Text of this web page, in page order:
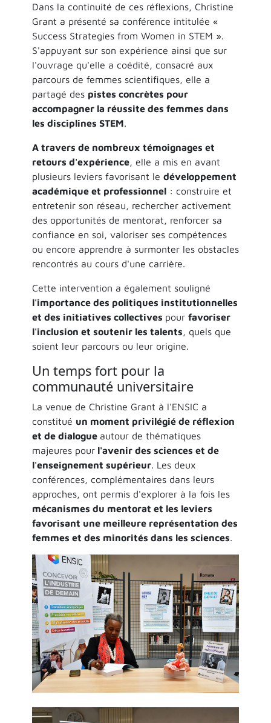
Dans la continuité de ces réflexions, Christine
Grant a présenté sa conférence intitulée «
Success Strategies from Women in STEM ».
S'appuyant sur son expérience ainsi que sur
l'ouvrage qu'elle a coédité, consacré aux
parcours de femmes scientifiques, elle a
partagé des pistes concrètes pour
accompagner la réussite des femmes dans
les disciplines STEM
A travers de nombreux témoignages et
retours d'expérience, elle a mis en avant
plusieurs leviers favorisant le développement
académique et professionnel: construire et
entretenir son réseau, rechercher activement
des opportunités de mentorat, renforcer sa
confiance en soi, valoriser ses compétences
ou encore apprendre à surmonter les obstacles
rencontrés au cours d'une carrière.
Cette intervention a également souligné
l'importance des politiques institutionnelles
et des initiatives collectives pour favoriser
l'inclusion et soutenir les talents , quels que
soient leur parcours ou leur origine.
Un temps fort pour la
communauté universitaire
La venue de Christine Grant à l'ENSIC a
constitué un moment privilégié de réflexion
et de dialogue autour de thématiques
majeures pourl'avenir des sciences et de
l'enseignement supérieur. Les deux
conférences, complémentaires dans leurs
approches, ont permis d'explorer à la fois les
mécanismes du mentorat et les leviers
favorisant une meilleure représentation des
femmes et des minorités dans les sciences